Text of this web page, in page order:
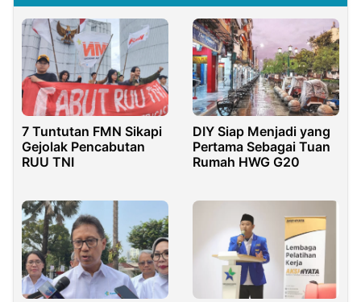
7 Tuntutan FMN Sikapi
Gejolak Pencabutan
RUU TNI
DIY Siap Menjadi yang
Pertama Sebagai Tuan
Rumah HWG G20